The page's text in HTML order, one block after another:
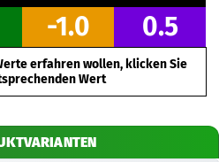
-1.0 0.5
erfahren wollen, klicken Sie
Wert